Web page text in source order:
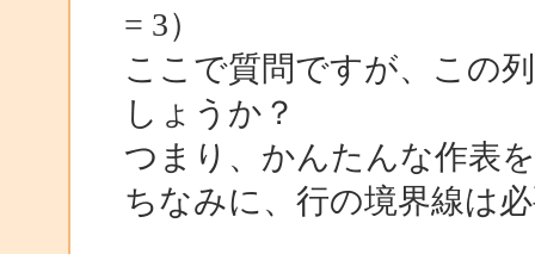
= 3）
ここで質問ですが、この
しょうか？
つまり、かんたんな作表
ちなみに、行の境界線は